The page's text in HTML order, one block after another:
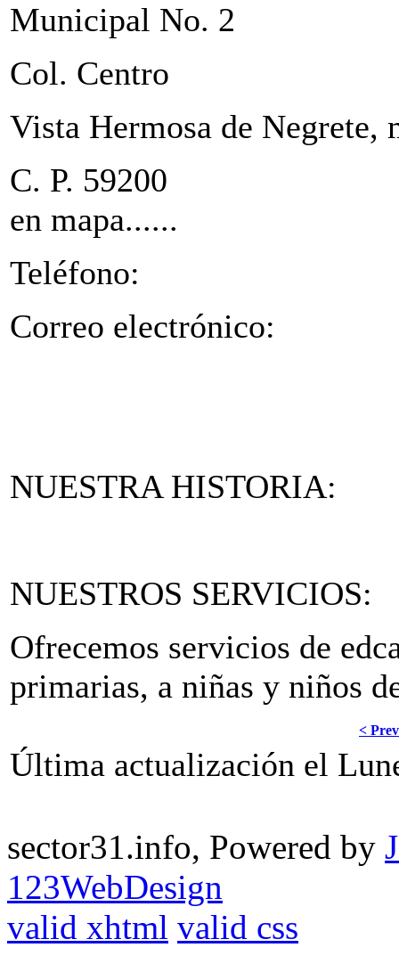
Municipal No. 2
Col. Centro
Vista Hermosa de Negrete,
C. P.
en mapa......
Teléfono:
Correo electrónico:
NUESTRA HISTORIA:
NUESTROS SERVICIOS:
Ofrecemos servicios de
primarias, a niñas y niños
< Prev
Última actualización el
sector31.info, Powered by
123WebDesign
valid xhtml valid css